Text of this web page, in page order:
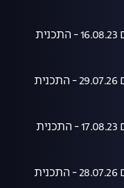
שיחת היום 16.08.23 - התכנית
שיחת היום 29.07.26 - התכנית
שיחת היום 17.08.23 - התכנית
שיחת היום 28.07.26 - התכנית